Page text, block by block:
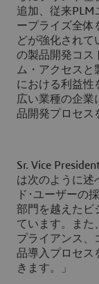
追加、従来PLM
ープライズ全体
どが強化されて
の製品開発コス
ム・アクセスと
における利益性
広い業種の企業
品開発プロセス
Sr. Vice
は次のように
ド･ユーザーの
部門を越えたビ
ています。また
プライアンス、
品導入プロセス
きます。」